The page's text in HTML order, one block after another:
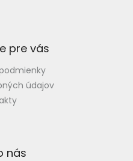
p
pre vás
údajov
nás